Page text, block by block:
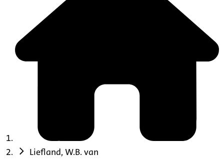
Liefland, W.B. van